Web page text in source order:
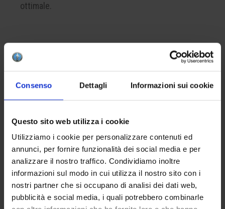
Consenso Dettagli Informazioni sui cookie
Questo sito web utilizza i cookie
Utilizziamo i cookie per personalizzare contenuti ed
annunci, per fornire funzionalità dei social media e per
analizzare il nostro traffico. Condividiamo inoltre
informazioni sul modo in cui utilizza il nostro sito con i
nostri partner che si occupano di analisi dei dati web,
pubblicità e social media, i quali potrebbero combinarle
ottimale.
CREA LA TUA BOX
inserire nel carrello almeno 4 prodotti. Questo è il
numero minimo per completare correttamente una
APPLICAZIONE
Applicare da una a tre mani sul biscotto.
HCE 001 intensificherà la brillantezza del risultato
finale.